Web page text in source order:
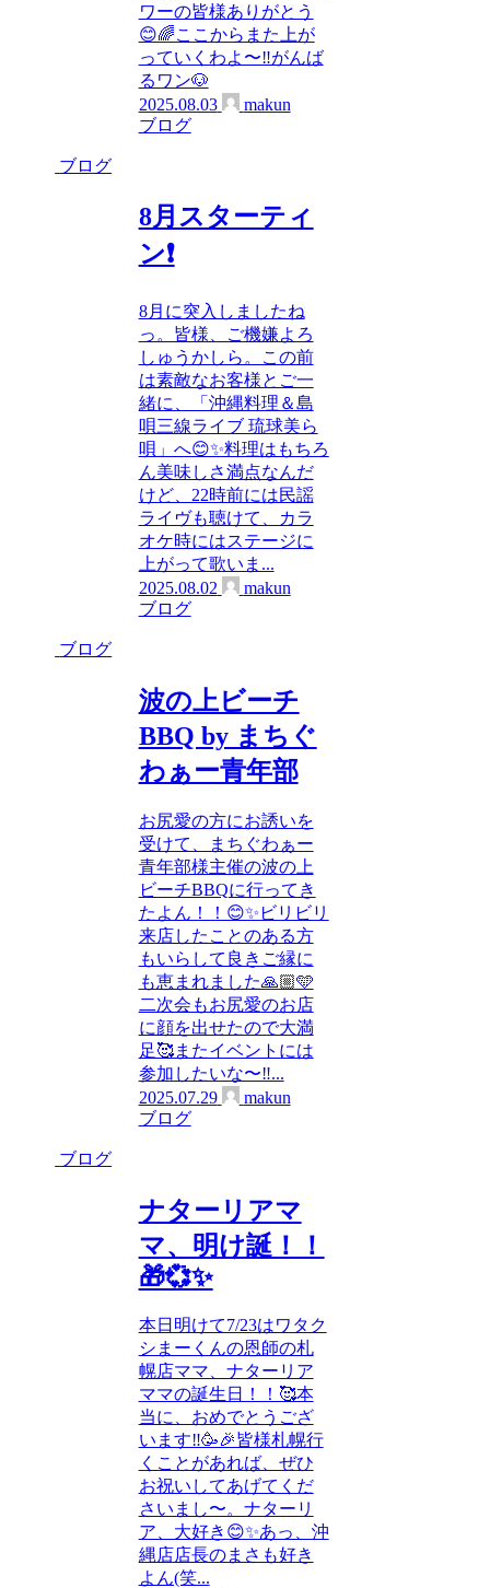
ワーの皆様ありがとう
😊🌈ここからまた上が
っていくわよ〜‼️がんば
るワン🐶
2025.08.03
makun
ブログ
ブログ
8月スターティ
ン❗️
8月に突入しましたね
っ。皆様、ご機嫌よろ
しゅうかしら。この前
は素敵なお客様とご一
緒に、「沖縄料理＆島
唄三線ライブ 琉球美ら
唄」へ😊✨料理はもちろ
ん美味しさ満点なんだ
けど、22時前には民謡
ライヴも聴けて、カラ
オケ時にはステージに
上がって歌いま...
2025.08.02
makun
ブログ
ブログ
波の上ビーチ
BBQ by まちぐ
わぁー青年部
お尻愛の方にお誘いを
受けて、まちぐわぁー
青年部様主催の波の上
ビーチBBQに行ってき
たよん！！😊✨ビリビリ
来店したことのある方
もいらして良きご縁に
も恵まれました🙏🏼🩵
二次会もお尻愛のお店
に顔を出せたので大満
足🥰またイベントには
参加したいな〜‼...
2025.07.29
makun
ブログ
ブログ
ナターリアマ
マ、明け誕！！
🎁💞✨
本日明けて7/23はワタク
シまーくんの恩師の札
幌店ママ、ナターリア
ママの誕生日！！🥰本
当に、おめでとうござ
います‼️🥳🎉皆様札幌行
くことがあれば、ぜひ
お祝いしてあげてくだ
さいまし〜。ナターリ
ア、大好き😊✨あっ、沖
縄店店長のまさも好き
よん(笑...